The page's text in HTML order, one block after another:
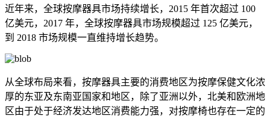
近年来，全球按摩器具市场持续增长，2015 年首次超过 100
亿美元，2017 年，全球按摩器具市场规模超过 125 亿美元，
到 2018 市场规模一直维持增长趋势。
从全球布局来看，按摩器具主要的消费地区为按摩保健文化浓
厚的东亚及东南亚国家和地区，除了亚洲以外，北美和欧洲地
区由于处于经济发达地区消费能力强，对按摩椅也存在一定的